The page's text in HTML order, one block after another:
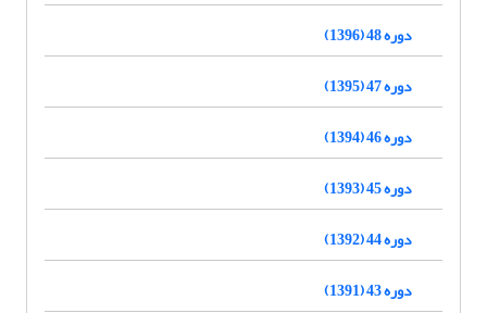
دوره 48 (1396)
دوره 47 (1395)
دوره 46 (1394)
دوره 45 (1393)
دوره 44 (1392)
دوره 43 (1391)